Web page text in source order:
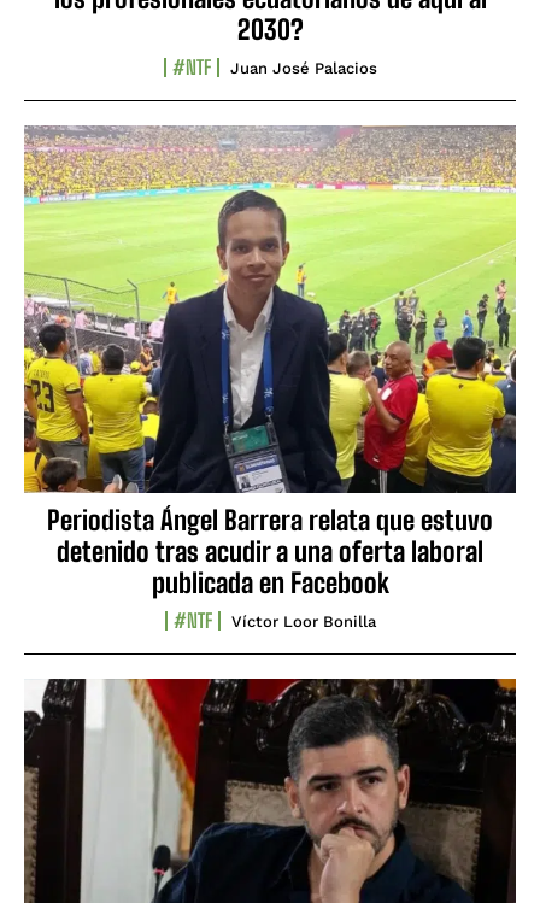
2030?
#NTF Juan José Palacios
Periodista Ángel Barrera relata que estuvo
detenido tras acudir a una oferta laboral
publicada en Facebook
#NTF Víctor Loor Bonilla